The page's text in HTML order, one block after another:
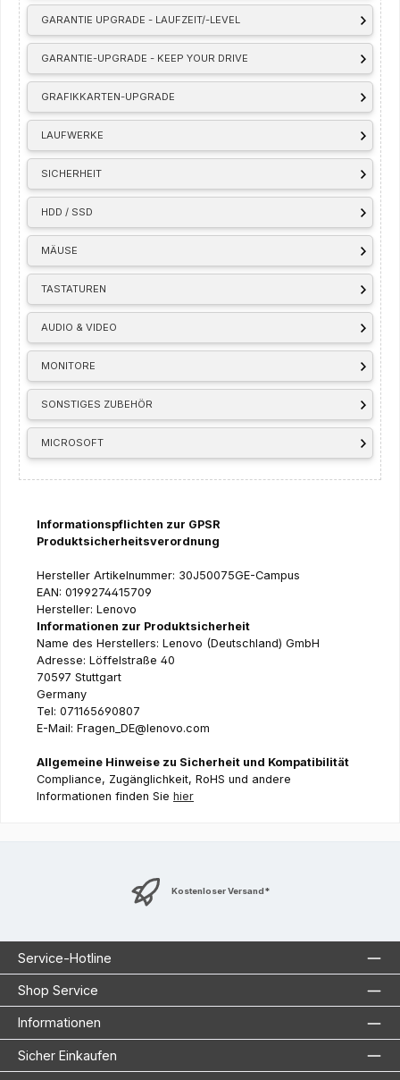
GARANTIE UPGRADE - LAUFZEIT/-LEVEL
GARANTIE-UPGRADE - KEEP YOUR DRIVE
GRAFIKKARTEN-UPGRADE
LAUFWERKE
SICHERHEIT
HDD / SSD
MÄUSE
TASTATUREN
AUDIO & VIDEO
MONITORE
SONSTIGES ZUBEHÖR
MICROSOFT
Informationspflichten zur GPSR
Produktsicherheitsverordnung
Hersteller Artikelnummer: 30J50075GE-Campus
EAN: 0199274415709
Hersteller: Lenovo
Informationen zur Produktsicherheit
Name des Herstellers: Lenovo (Deutschland) GmbH
Adresse: Löffelstraße 40
70597 Stuttgart
Germany
Tel: 071165690807
E-Mail: Fragen_DE@lenovo.com
Allgemeine Hinweise zu Sicherheit und Kompatibilität
Compliance, Zugänglichkeit, RoHS und andere
Informationen finden Sie hier
Kostenloser Versand*
Service-Hotline
Shop Service
Informationen
Sicher Einkaufen